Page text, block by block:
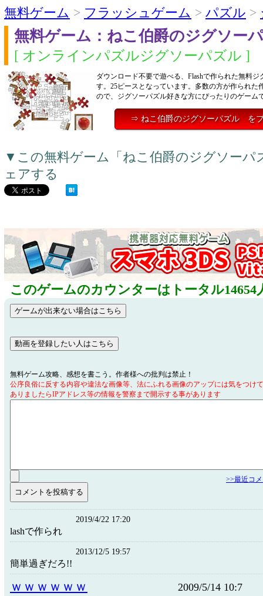
無料ゲーム > フラッシュゲーム > パズル >
無料ゲーム：ねこ伯爵のジグソ
[ オンラインパズルジグソーパズル ]
ダウンロード不要で遊べる、Flashで作られた無料
す。25ピースとなっています。多数の方が作られた
ので、ジグソーパズル好きな方にぴったりのゲーム
⇒ ねこ伯爵のジグソーパズル を
▼この無料ゲーム「ねこ伯爵のジグソー
ェアする
このゲームのカウンターはトータル14654
無料ゲーム攻略、感想を書こう。作者様への批判は禁止！
公序良俗に反する内容や違法な画像等、法にふれる画像のアップには気をつけ
ありましたらIPアドレス等の情報を警察まで開示する事があります
>>最近コ
2019/4/22 17:20
lashで作られ
2013/12/5 19:57
簡単過ぎだろ!!
ｗｗｗｗｗｗ 2009/5/14 10:7